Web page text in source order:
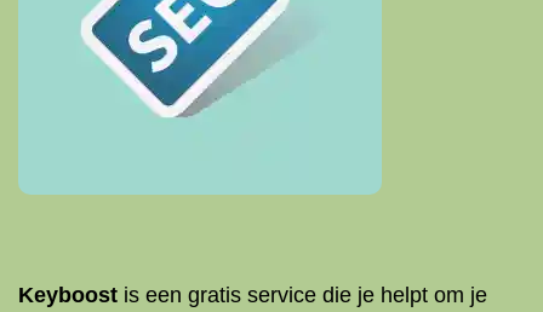
Keyboost is een gratis service die je helpt om je